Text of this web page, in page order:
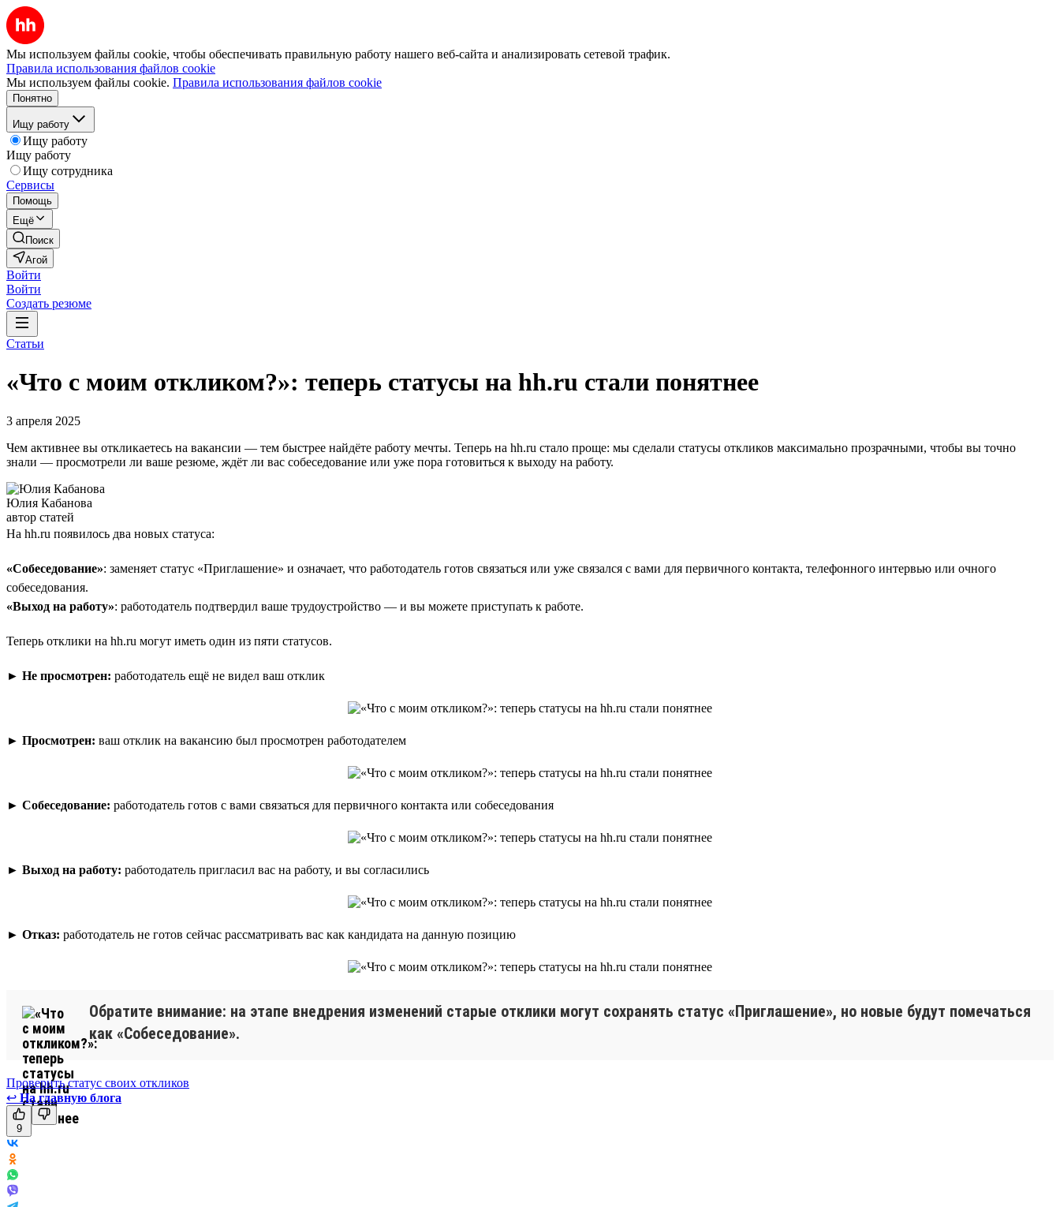
Мы используем файлы cookie, чтобы обеспечивать правильную работу нашего веб-сайта и анализировать сетевой трафик.
Правила использования файлов cookie
Мы используем файлы cookie. Правила использования файлов cookie
Понятно
Ищу работу
Ищу работу
Ищу работу
Ищу сотрудника
Сервисы
Помощь
Ещё
Поиск
Агой
Войти
Войти
Создать резюме
Статьи
«Что с моим откликом?»: теперь статусы на hh.ru стали понятнее
3 апреля 2025
Чем активнее вы откликаетесь на вакансии — тем быстрее найдёте работу мечты. Теперь на hh.ru стало проще: мы сделали статусы откликов максимально прозрачными, чтобы вы точно
знали — просмотрели ли ваше резюме, ждёт ли вас собеседование или уже пора готовиться к выходу на работу.
Юлия Кабанова
автор статей
На hh.ru появилось два новых статуса:
«Собеседование»: заменяет статус «Приглашение» и означает, что работодатель готов связаться или уже связался с вами для первичного контакта, телефонного интервью или очного
собеседования.
«Выход на работу»: работодатель подтвердил ваше трудоустройство — и вы можете приступать к работе.
Теперь отклики на hh.ru могут иметь один из пяти статусов.
► Не просмотрен: работодатель ещё не видел ваш отклик
► Просмотрен: ваш отклик на вакансию был просмотрен работодателем
► Собеседование: работодатель готов с вами связаться для первичного контакта или собеседования
► Выход на работу: работодатель пригласил вас на работу, и вы согласились
► Отказ: работодатель не готов сейчас рассматривать вас как кандидата на данную позицию
Обратите внимание: на этапе внедрения изменений старые отклики могут сохранять статус «Приглашение», но новые будут помечаться
как «Собеседование».
Проверить статус своих откликов
↩ На главную блога
9